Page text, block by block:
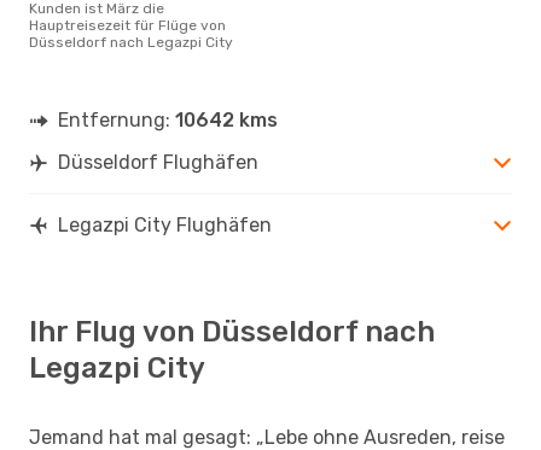
Kunden ist März die
Hauptreisezeit für Flüge von
Düsseldorf nach Legazpi City
Entfernung: 10642 kms
Düsseldorf Flughäfen
Legazpi City Flughäfen
Ihr Flug von Düsseldorf nach
Legazpi City
Jemand hat mal gesagt: „Lebe ohne Ausreden, reise